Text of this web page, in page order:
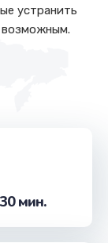
устранить
возможным.
мин.